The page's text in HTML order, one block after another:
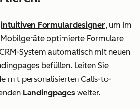
intuitiven Formulardesigner, um im
optimierte Formulare
System automatisch mit neuen
befüllen. Leiten Sie
mit personalisierten Calls-to-
Landingpages weiter.